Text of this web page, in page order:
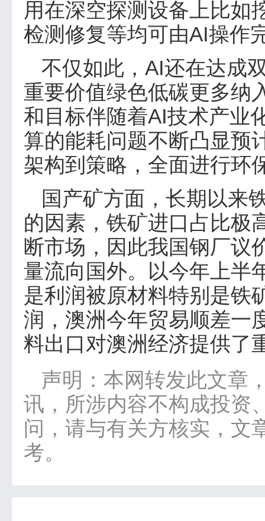
用在深空探测设备上比如
检测修复等均可由AI操作
不仅如此，AI还在达成
重要价值绿色低碳更多纳
和目标伴随着AI技术产业
算的能耗问题不断凸显预
架构到策略，全面进行环
国产矿方面，长期以来
的因素，铁矿进口占比极
断市场，因此我国钢厂议
量流向国外。以今年上半
是利润被原材料特别是铁
润，澳洲今年贸易顺差一
料出口对澳洲经济提供了
声明：本网转发此文章
讯，所涉内容不构成投资
问，请与有关方核实，文
考。